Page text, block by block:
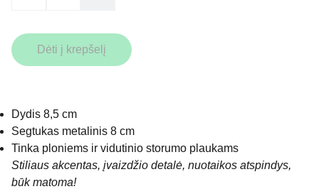
Dėti į krepšelį
Dydis 8,5 cm
Segtukas metalinis 8 cm
Tinka ploniems ir vidutinio storumo plaukams
Stiliaus akcentas, įvaizdžio detalė, nuotaikos atspindys,
būk matoma!